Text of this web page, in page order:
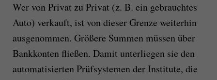
Wer von Privat zu Privat (z. B. ein gebrauchtes
Auto) verkauft, ist von dieser Grenze weiterhin
ausgenommen. Größere Summen müssen über
Bankkonten fließen. Damit unterliegen sie den
automatisierten Prüfsystemen der Institute, die